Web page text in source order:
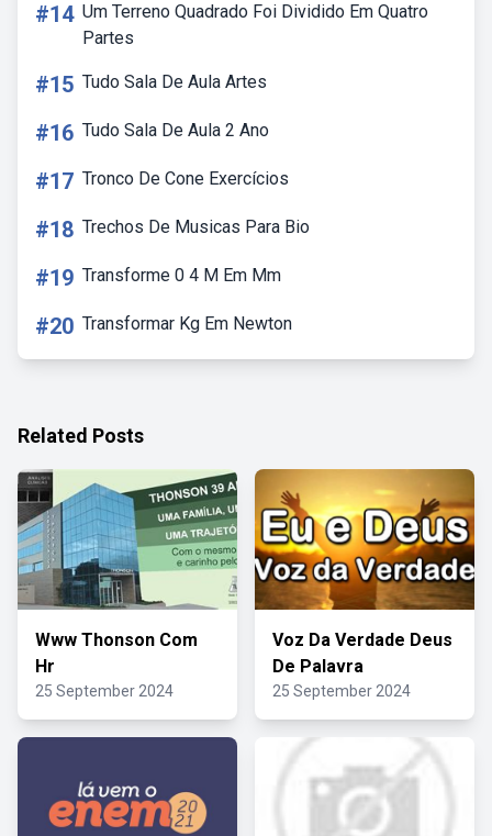
#14 Um Terreno Quadrado Foi Dividido Em Quatro
Partes
#15 Tudo Sala De Aula Artes
#16 Tudo Sala De Aula 2 Ano
#17 Tronco De Cone Exercícios
#18 Trechos De Musicas Para Bio
#19 Transforme 0 4 M Em Mm
#20 Transformar Kg Em Newton
Related Posts
Www Thonson Com
Hr
25 September 2024
Voz Da Verdade Deus
De Palavra
25 September 2024